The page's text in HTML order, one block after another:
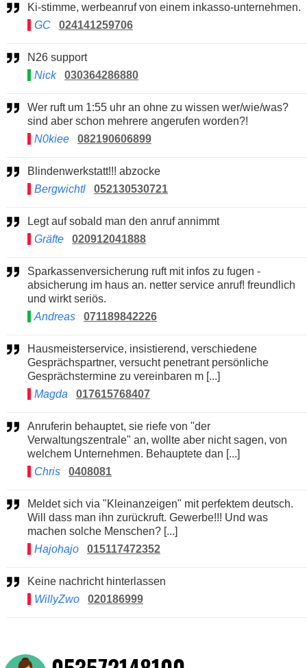
Ki-stimme, werbeanruf von einem inkasso-unternehmen.
GC
024141259706
N26 support
Nick
030364286880
Wer ruft um 1:55 uhr an ohne zu wissen wer/wie/was?
sind aber schon mehrere angerufen worden?!
N0kiee
082190606899
Blindenwerkstatt!!! abzocke
Bergwichtl
052130530721
Legt auf sobald man den anruf annimmt
Gräfte
020912041888
Sparkassenversicherung ruft mit infos zu fugen -
absicherung im haus an. netter service anruf! freundlich
und wirkt seriös.
Andreas
071189842226
Hausmeisterservice, insistierend, verschiedene
Gesprächspartner, versucht penetrant persönliche
Gesprächstermine zu vereinbaren m [...]
Magda
017615768407
Anruferin behauptet, sie riefe von "der
Verwaltungszentrale" an, wollte aber nicht sagen, von
welchem Unternehmen. Behauptete dan [...]
Chris
0408081
Meldet sich via "Kleinanzeigen" mit perfektem deutsch.
Will dass man ihn zurückruft. Gewerbe!!! Und was
machen solche Menschen? [...]
Hajohajo
015117472352
Keine nachricht hinterlassen
WillyZwo
020186999